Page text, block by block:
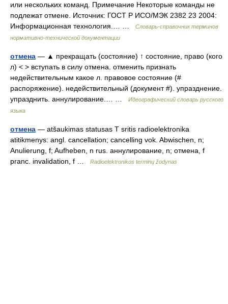
или нескольких команд. Примечание Некоторые команды не
подлежат отмене. Источник: ГОСТ Р ИСО/МЭК 2382 23 2004:
Информационная технология.… …
Словарь-справочник терминов
нормативно-технической документации
отмена — ▲ прекращать (состояние) ↑ состояние, право (кого
л) < > вступать в силу отмена. отменить признать
недействительным какое л. правовое состояние (#
распоряжение). недействительный (документ #). упразднение.
упразднить. аннулирование.… …
Идеографический словарь русского
языка
отмена — atšaukimas statusas T sritis radioelektronika
atitikmenys: angl. cancellation; cancelling vok. Abwischen, n;
Anulierung, f; Aufheben, n rus. аннулирование, n; отмена, f
pranc. invalidation, f …
Radioelektronikos terminų žodynas